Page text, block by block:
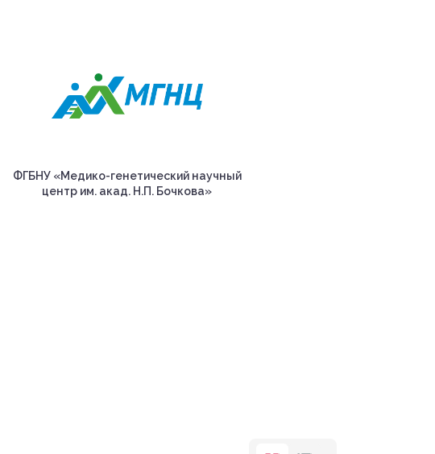
ФГБНУ «Медико-генетический научный
центр им. акад. Н.П. Бочкова»